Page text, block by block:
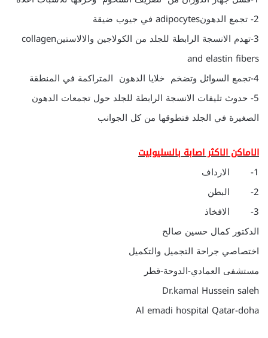
2- تجمع الدهونadipocytes في جيوب ضيقة
3-تهدم الانسجة الرابطة للجلد من الكولاجين والالاستينcollagen
and elastin fibers
4-تجمع السوائل وتضخم خلايا الدهون المتراكمة في المنطقة
5- حدوث تليفات الانسجة الرابطة للجلد حول تجمعات الدهون
الصغيرة في الجلد فتطوقها من كل الجوانب
الاماكن الاكثر اصابة بالسليوليت
1- الارداف
2- البطن
3- الافخاذ
الدكتور كمال حسين صالح
اختصاصي جراحة التجميل والتكميل
مستشفى العمادي-الدوحة-قطر
Dr.kamal Hussein saleh
Al emadi hospital Qatar-doha